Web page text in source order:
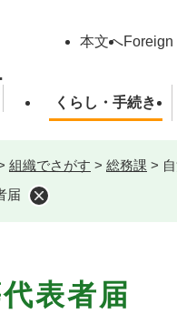
本文へ
くらし・手続き
組織でさがす > 総務課 >
届
表者届